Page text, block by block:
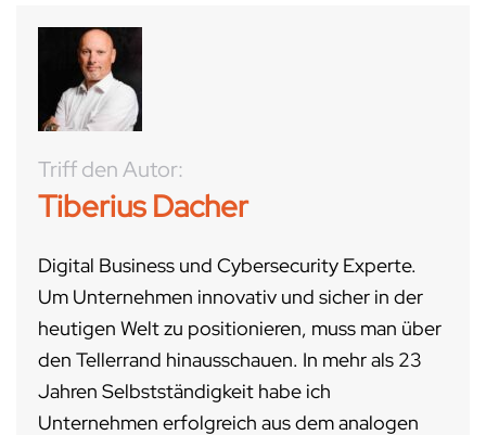
Triff den Autor:
Tiberius Dacher
Digital Business und Cybersecurity Experte.
Um Unternehmen innovativ und sicher in der
heutigen Welt zu positionieren, muss man über
den Tellerrand hinausschauen. In mehr als 23
Jahren Selbstständigkeit habe ich
Unternehmen erfolgreich aus dem analogen